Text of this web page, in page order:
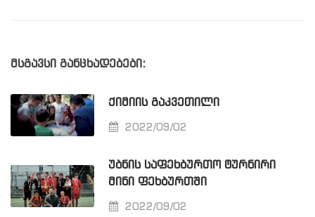
მსგავსი განცხადებები:
ᲥᲘᲛᲘᲘᲡ ᲒᲐᲙᲕᲔᲗᲘᲚᲘ
2022/09/02
ᲣᲑᲜᲘᲡ ᲡᲐᲤᲔᲮᲑᲣᲠᲗᲝ ᲢᲣᲠᲜᲘᲠᲘ
ᲛᲘᲜᲘ ᲤᲔᲮᲑᲣᲠᲗᲨᲘ
2022/09/02